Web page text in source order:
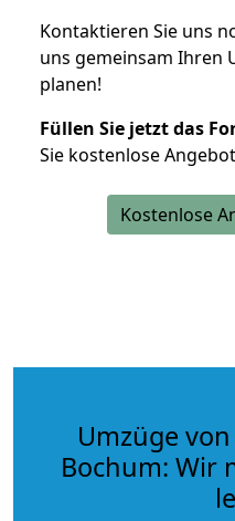
Kontaktieren Sie uns
uns gemeinsam Ihren
planen!
Füllen Sie jetzt das
Sie kostenlose
Kostenlose
Umzüge
Bochum: Wir